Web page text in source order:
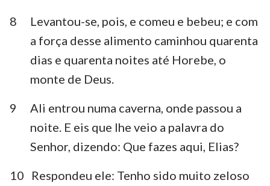
8
Levantou-se, pois, e comeu e bebeu; e com
a força desse alimento caminhou quarenta
dias e quarenta noites até Horebe, o
monte de Deus.
9
Ali entrou numa caverna, onde passou a
noite. E eis que lhe veio a palavra do
Senhor, dizendo: Que fazes aqui, Elias?
10
Respondeu ele: Tenho sido muito zeloso